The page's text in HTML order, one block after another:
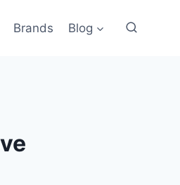
Brands Blog